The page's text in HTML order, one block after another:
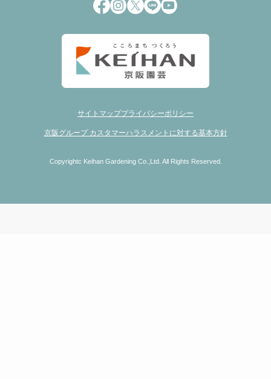
サイトマッププライバシーポリシー
京阪グループ カスタマーハラスメントに対する基本方針
Copyrightc Keihan Gardening Co.,Ltd. All Rights Reserved.